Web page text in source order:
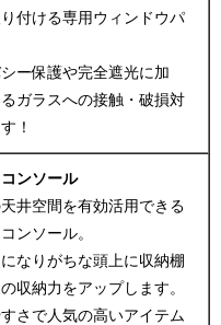
付ける専用ウィンドウパ
ー保護や完全遮光に加
ガラスへの接触・破損対
！
ンソール
井空間を有効活用できる
ンソール。
なりがちな頭上に収納棚
収納力をアップします。
さで人気の高いアイテム